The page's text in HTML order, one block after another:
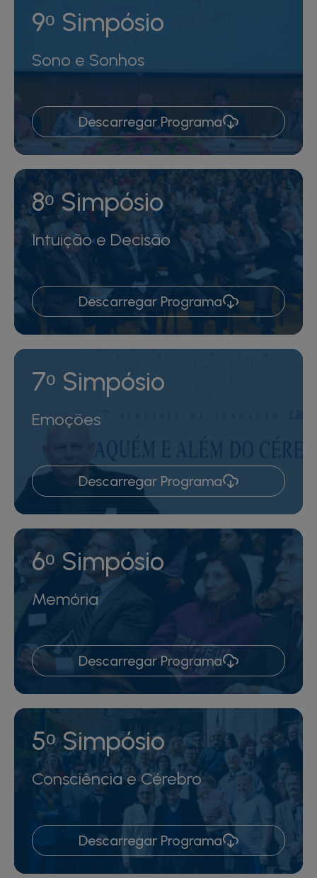
9ᵒ Simpósio
Sono e Sonhos
Descarregar Programa
8ᵒ Simpósio
Intuição e Decisão
Descarregar Programa
7ᵒ Simpósio
Emoções
Descarregar Programa
6ᵒ Simpósio
Memória
Descarregar Programa
5ᵒ Simpósio
Consciência e Cérebro
Descarregar Programa